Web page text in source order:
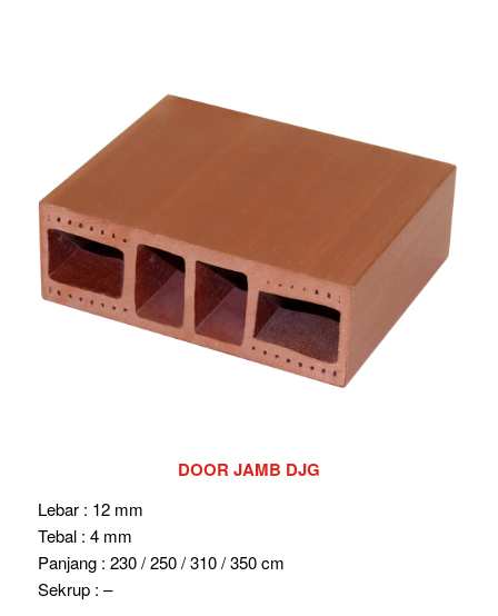
DOOR JAMB DJG
Lebar : 12 mm
Tebal : 4 mm
Panjang : 230 / 250 / 310 / 350 cm
Sekrup : –